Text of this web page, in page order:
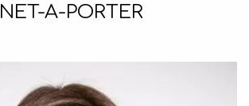
NET-A-PORTER